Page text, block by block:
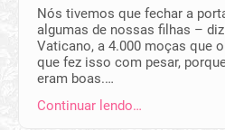
Nós tivemos que fechar a
algumas de nossas filhas –
Vaticano, a 4.000 moças que
que fez isso com pesar,
eram boas.…
Continuar lendo…